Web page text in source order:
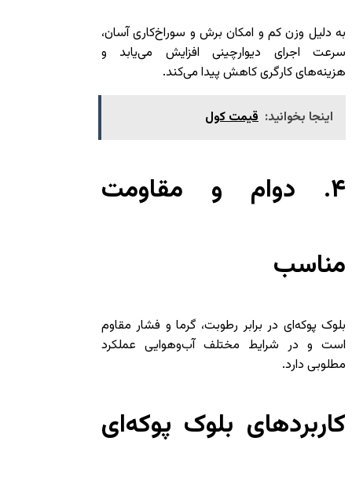
به دلیل وزن کم و امکان برش و سوراخ‌کاری آسان،
سرعت اجرای دیوارچینی افزایش می‌یابد و
هزینه‌های کارگری کاهش پیدا می‌کند.
اینجا بخوانید: قیمت کول
۴. دوام و مقاومت
مناسب
بلوک پوکه‌ای در برابر رطوبت، گرما و فشار مقاوم
است و در شرایط مختلف آب‌وهوایی عملکرد
مطلوبی دارد.
کاربردهای بلوک پوکه‌ای